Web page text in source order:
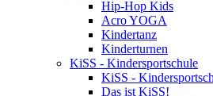
Hip-Hop Kids
Acro YOGA
Kindertanz
Kinderturnen
KiSS - Kindersportschule
KiSS -
Das ist KiSS!